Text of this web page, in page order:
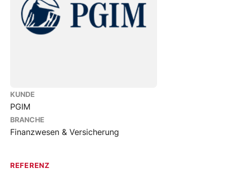
KUNDE
PGIM
BRANCHE
Finanzwesen & Versicherung
REFERENZ